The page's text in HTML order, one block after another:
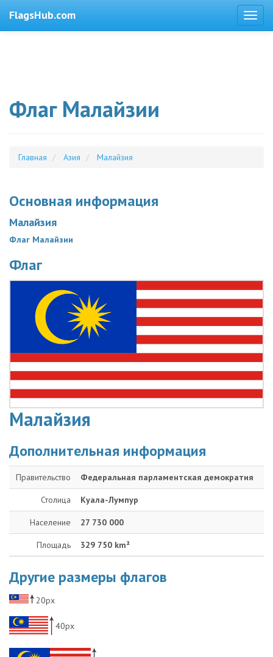
FlagsHub.com
Флаг Малайзии
Главная Азия Малайзия
Основная информация
Малайзия
Флаг Малайзии
Флаг
Малайзия
Дополнительная информация
Правительство Федеральная парламентская демократия
Столица Куала-Лумпур
Население 27 730 000
Площадь 329 750 km²
Другие размеры флагов
20px
40px